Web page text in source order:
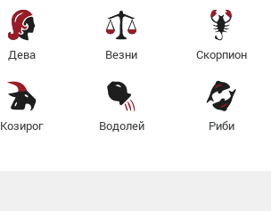
Дева Везни Скорпион
Козирог Водолей Риби